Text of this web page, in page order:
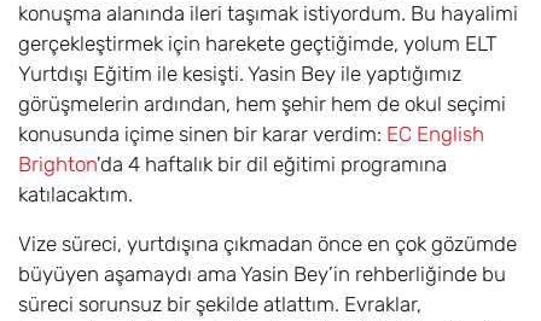
konuşma alanında ileri taşımak istiyordum. Bu hayalimi
gerçekleştirmek için harekete geçtiğimde, yolum ELT
Yurtdışı Eğitim ile kesişti. Yasin Bey ile yaptığımız
görüşmelerin ardından, hem şehir hem de okul seçimi
konusunda içime sinen bir karar verdim: EC English
Brighton'da 4 haftalık bir dil eğitimi programına
katılacaktım.
Vize süreci, yurtdışına çıkmadan önce en çok gözümde
büyüyen aşamaydı ama Yasin Bey’in rehberliğinde bu
süreci sorunsuz bir şekilde atlattım. Evraklar,